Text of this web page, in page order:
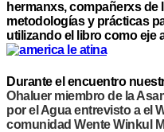
hermanxs, compañerxs
metodologías y prácticas
utilizando el libro como eje
Durante el encuentro
Ohaluer miembro de la
por el Agua entrevisto a el
comunidad Wente Winkul